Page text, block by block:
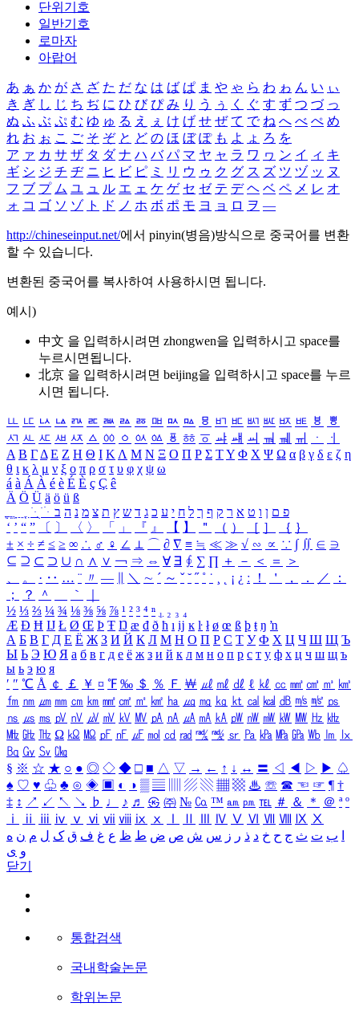
단위기호
일반기호
로마자
아랍어
あ ぁ か が さ ざ た だ な は ば ぱ ま や ゃ ら わ ゎ ん い ぃ
き ぎ し じ ち ぢ に ひ び ぴ み り う ぅ く ぐ す ず つ づ っ
ぬ ふ ぶ ぷ む ゆ ゅ る え ぇ け げ せ ぜ て で ね へ べ ぺ め
れ お ぉ こ ご そ ぞ と ど の ほ ぼ ぽ も よ ょ ろ を
ア ァ カ サ ザ タ ダ ナ ハ バ パ マ ヤ ャ ラ ワ ヮ ン イ ィ キ
ギ シ ジ チ ヂ ニ ヒ ビ ピ ミ リ ウ ゥ ク グ ス ズ ツ ヅ ッ ヌ
フ ブ プ ム ユ ュ ル エ ェ ケ ゲ セ ゼ テ デ ヘ ベ ペ メ レ オ
ォ コ ゴ ソ ゾ ト ド ノ ホ ボ ポ モ ヨ ョ ロ ヲ ―
http://chineseinput.net/에서 pinyin(병음)방식으로 중국어를 변환
할 수 있습니다.
변환된 중국어를 복사하여 사용하시면 됩니다.
예시)
中文 을 입력하시려면 zhongwen을 입력하시고 space를
누르시면됩니다.
北京 을 입력하시려면 beijing을 입력하시고 space를 누르
시면 됩니다.
ㅥ ㅦ ㅧ ㅨ ㅩ ㅪ ㅫ ㅬ ㅭ ㅮ ㅯ ㅰ ㅱ ㅲ ㅳ ㅴ ㅵ ㅶ ㅷ ㅸ
ㅹ
ㅺ ㅻ ㅼ ㅽ ㅾ ㅿ ㆀ ㆁ ㆂ ㆃ ㆄ ㆅ ㆆ ㆇ ㆈ ㆉ ㆊ ㆋ ㆌ ㆍ
ㆎ
Α Β ΓΔ Ε Ζ Η Θ Ι ΚΛ Μ Ν Ξ Ο Π Ρ Σ ΤΥ Φ Χ Ψ Ω α β γ δ ε ζ η
θ ι κ λ μ ν ξ ο π ρ σ τ υ φ χ ψ ω
á à Á À é è É È ç Ç ê
Ä Ö Ü ä ö ü ß
ִֶֹ ֻּ ׁׂ פ ם ן ו ט א ר ק ף ך ל ח י ע כ ג ד ש ץ ת צ מ נ ה ב
‘ ’ “ ” 〔 〕 〈 〉 「 」 『 』 【 】 ＂ （ ） ［ ］ ｛ ｝
± × ÷ ≠ ≤ ≥ ∞ ∴ ♂ ♀ ∠ ⊥ ⌒ ∂ ∇ ≡ ≒ ≪ ≫ √ ∽ ∝ ∵ ∫ ∬ ∈ ∋
⊆ ⊇ ⊂ ⊃ ∪ ∩ ∧ ∨ ￢ ⇒ ⇔ ∀ ∃ ∮ ∑ ∏ ＋ － ＜ ＝
＞
、
。 · ‥ … ¨ 〃 ― ＼ ∼ ´ ～ ˇ ˘ ˝ ˚ ˙ ¸ ¡ ¿ ː ！ ＇ ， ． ／
：
；
？ ＾ ｀
½ ⅓ ⅔ ¼ ¾ ⅛ ⅜ ⅝ ⅞ ¹ ² ³ ⁴ ⁿ ₁ ₂ ₃ ₄
Æ Ð Ħ Ĳ Ł Ø Œ Þ Ŧ Ŋ æ đ ð ħ ı ĳ ĸ ŀ ł ø œ ß þ ŧ ŋ ŉ
А Б В Г Д Е Ё Ж З И Й К Л М Н О П Р С Т У Ф Х Ц Ч Ш Щ Ъ
Ы Ь Э Ю Я а б в г д е ё ж з и й к л м н о п р с т у ф х ц ч ш щ ъ
ы ь э ю я
′ ″ ℃ Å ￠ ￡ ￥ ¤ ℉ ‰ ＄ ％ Ｆ ￦ ㎕ ㎖ ㎗ ℓ ㎘ ㏄ ㎣ ㎤ ㎥ ㎦
㎙ ㎚ ㎛ ㎜ ㎝ ㎞ ㎟ ㎠ ㎡ ㎢ ㏊ ㎍ ㎎ ㎏ ㏏ ㎈ ㎉ ㏈ ㎧ ㎨ ㎰
㎱ ㎲ ㎳ ㎴ ㎵ ㎶ ㎷ ㎸ ㎹ ㎀ ㎁ ㎂ ㎃ ㎄ ㎺ ㎻ ㎽ ㎾ ㎿ ㎐ ㎑
㎒ ㎓ ㎔ Ω ㏀ ㏁ ㎊ ㎋ ㎌ ㏖ ㏅ ㎭ ㎮ ㎯ ㏛ ㎩ ㎪ ㎫ ㎬ ㏝ ㏐
㏓
㏃ ㏉ ㏜ ㏆
§ ※ ☆ ★ ○ ● ◎ ◇ ◆ □ ■ △ ▽ → ← ↑ ↓ ↔ 〓 ◁ ◀ ▷ ▶ ♤
♠ ♡ ♥ ♧ ♣ ⊙ ◈ ▣ ◐ ◑ ▒ ▤ ▨ ▧ ▦ ▩ ♨ ☏ ☎ ☜ ☞ ¶ †
‡ ↕ ↗ ↙ ↖ ↘ ♭ ♩ ♪ ♬ ㉿ ㈜ № ㏇ ™ ㏂ ㏘ ℡ ＃ ＆ ＊ ＠ ª º
ⅰ
ⅱ ⅲ ⅳ ⅴ ⅵ ⅶ ⅷ ⅸ ⅹ Ⅳ Ⅴ Ⅵ Ⅶ Ⅷ Ⅸ Ⅹ
ب ت ث ج ح خ د ذ ر ز س ش ص ض ط ظ ع غ ف ق ک ل م ن ه
و ی
닫기
통합검색
국내학술논문
학위논문